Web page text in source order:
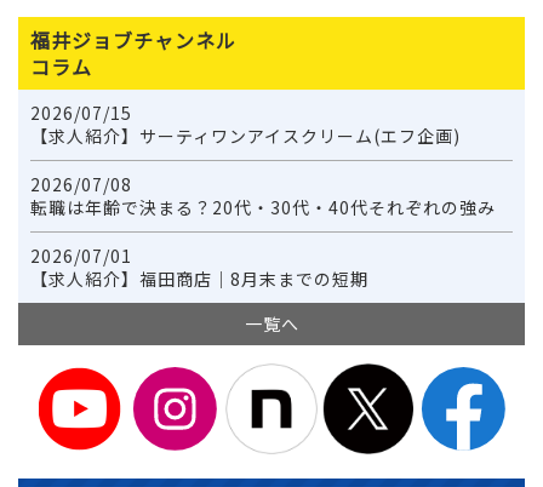
福井ジョブチャンネル
コラム
2026/07/15
【求人紹介】サーティワンアイスクリーム(エフ企画)
2026/07/08
転職は年齢で決まる？20代・30代・40代それぞれの強み
2026/07/01
【求人紹介】福田商店｜8月末までの短期
一覧へ